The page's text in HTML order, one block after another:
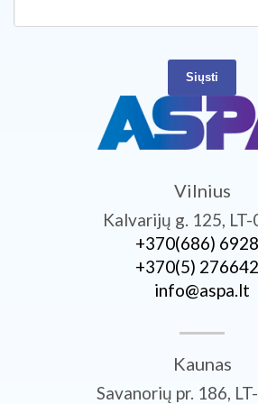
Siųsti
Vilnius
Kalvarijų g. 125,
+370­(686)
+370­(5)
info@aspa.lt
Kaunas
Savanorių pr. 186,